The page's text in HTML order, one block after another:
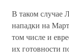
В таком случае
нападки на
том числе и
их готовности